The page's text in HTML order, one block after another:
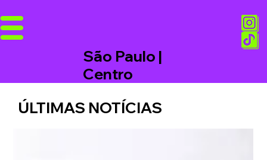
São Paulo |
Centro
ÚLTIMAS NOTÍCIAS